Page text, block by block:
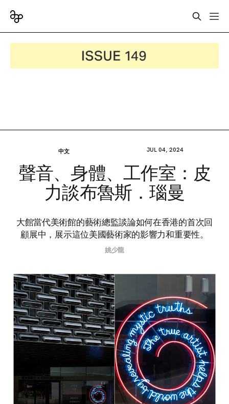
中文 JUL 04, 2024
聲音、身體、工作室：皮
力談布魯斯．瑙曼
大館當代美術館的藝術總監談論如何在香港的首次回
顧展中，展示這位美國藝術家的影響力和重要性。
姚少龍